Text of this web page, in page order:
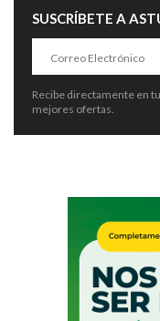
SUSCRÍBETE A
Recibe directamente en
mejores ofertas.